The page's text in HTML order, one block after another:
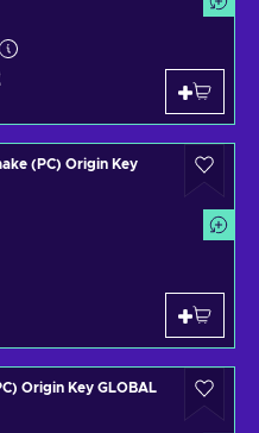
(PC) Origin Key
Origin Key GLOBAL